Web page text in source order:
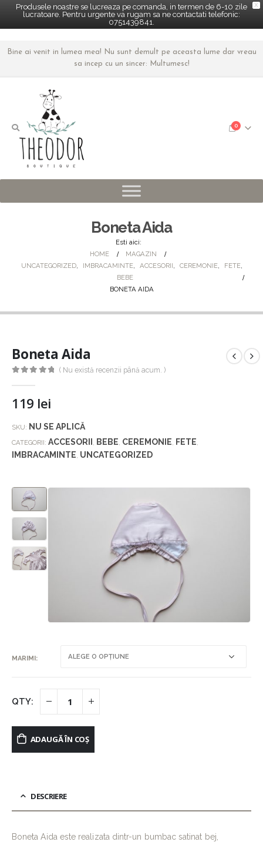
X
Produsele noastre se lucreaza pe comanda, in termen de 6-10 zile
lucratoare. Pentru urgente va rugam sa ne contactati telefonic:
0751439841.
Bine ai venit in lumea mea! Nu sunt demult pe aceasta lume dar vreau
sa incep cu un sincer: Multumesc!
0
Boneta Aida
Esti aici:
HOME
MAGAZIN
UNCATEGORIZED, IMBRACAMINTE, ACCESORII, CEREMONIE, FETE,
BEBE
BONETA AIDA
Boneta Aida
( Nu există recenzii până acum. )
119 lei
SKU: NU SE APLICĂ
CATEGORII: ACCESORII , BEBE, CEREMONIE, FETE,
IMBRACAMINTE, UNCATEGORIZED
MARIMI
ADAUGĂ ÎN COȘ
DESCRIERE
Boneta Aida este realizata dintr-un bumbac satinat bej,